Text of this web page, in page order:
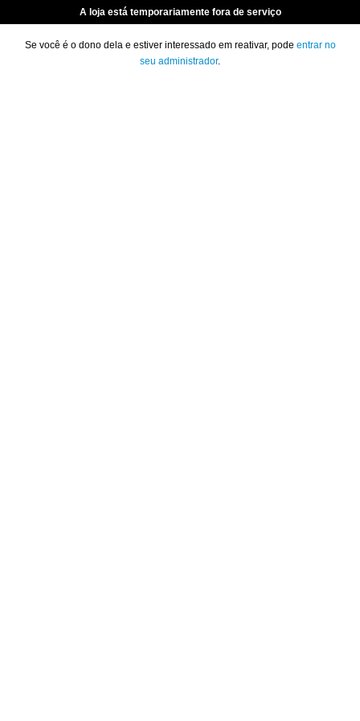
A loja está temporariamente fora de serviço
Se você é o dono dela e estiver interessado em reativar, pode entrar no
seu administrador.